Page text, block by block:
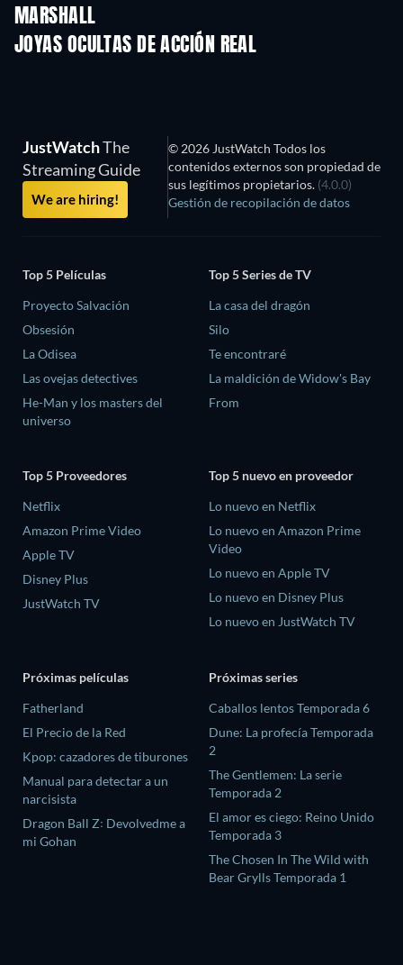
MARSHALL
JOYAS OCULTAS DE ACCIÓN REAL
JustWatchThe
Streaming Guide
We are hiring!
© 2026 JustWatch Todos los
contenidos externos son propiedad de
sus legítimos propietarios. (4.0.0)
Gestión de recopilación de datos
Top 5 Películas
Proyecto Salvación
Obsesión
La Odisea
Las ovejas detectives
He-Man y los masters del
universo
Top 5 Series de TV
La casa del dragón
Silo
Te encontraré
La maldición de Widow's Bay
From
Top 5 Proveedores
Netflix
Amazon Prime Video
Apple TV
Disney Plus
JustWatch TV
Top 5 nuevo en proveedor
Lo nuevo en Netflix
Lo nuevo en Amazon Prime
Video
Lo nuevo en Apple TV
Lo nuevo en Disney Plus
Lo nuevo en JustWatch TV
Próximas películas
Fatherland
El Precio de la Red
Kpop: cazadores de tiburones
Manual para detectar a un
narcisista
Dragon Ball Z꞉ Devolvedme a
mi Gohan
Próximas series
Caballos lentos Temporada 6
Dune: La profecía Temporada
2
The Gentlemen: La serie
Temporada 2
El amor es ciego: Reino Unido
Temporada 3
The Chosen In The Wild with
Bear Grylls Temporada 1